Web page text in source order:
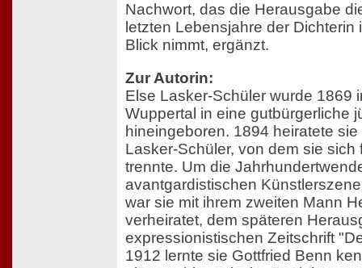
Nachwort, das die Herausgabe
letzten Lebensjahre der Dichterin
Blick nimmt, ergänzt.
Zur Autorin:
Else Lasker-Schüler wurde 1869
Wuppertal in eine gutbürgerliche
hineingeboren. 1894 heiratete
Lasker-Schüler, von dem sie sich
trennte. Um die
avantgardistischen
war sie mit ihrem zweiten Mann
verheiratet, dem späteren
expressionistischen Zeitschrift
1912 lernte sie Gottfried Benn